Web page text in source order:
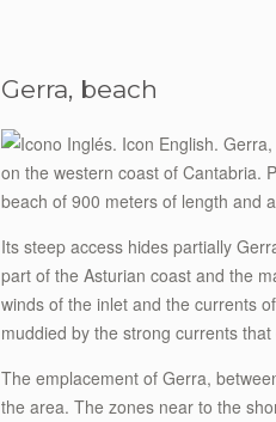
Gerra, beach
on the western coast of Cantabria.
beach of 900 meters of length and
Its steep access hides partially
part of the Asturian coast and the
winds of the inlet and the currents
muddied by the strong currents
The emplacement of Gerra,
the area. The zones near to the